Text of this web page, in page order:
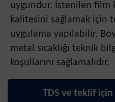
uygundur. İstenilen film
kalitesini sağlamak için
uygulama yapılabilir.
metal sıcaklığı teknik
koşullarını sağlamalıdır.
TDS ve teklif